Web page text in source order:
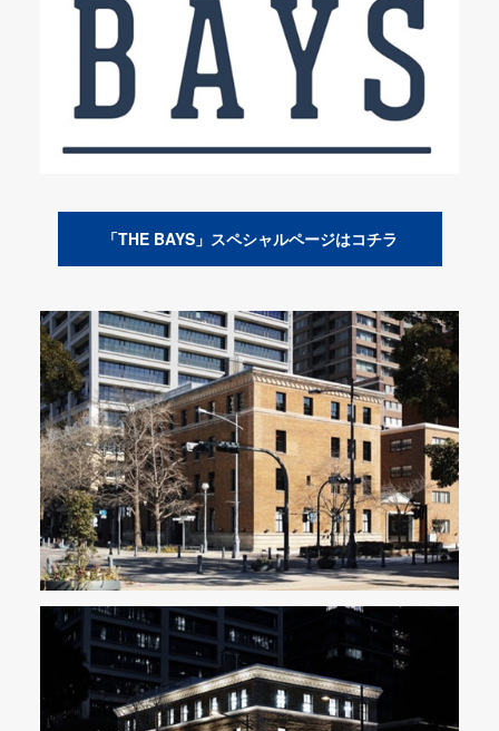
「THE BAYS」スペシャルページはコチラ